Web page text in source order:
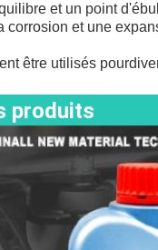
et un point
et une
être utilisés pour
produits